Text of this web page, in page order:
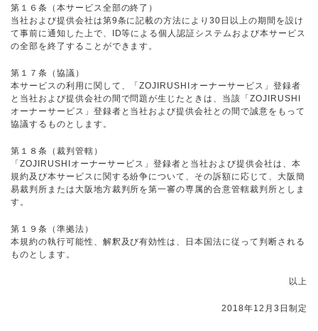
第１６条（本サービス全部の終了）
当社および提供会社は第9条に記載の方法により30日以上の期間を設け
て事前に通知した上で、ID等による個人認証システムおよび本サービス
の全部を終了することができます。
第１７条（協議）
本サービスの利用に関して、「ZOJIRUSHIオーナーサービス」登録者
と当社および提供会社の間で問題が生じたときは、当該「ZOJIRUSHI
オーナーサービス」登録者と当社および提供会社との間で誠意をもって
協議するものとします。
第１８条（裁判管轄）
「ZOJIRUSHIオーナーサービス」登録者と当社および提供会社は、本
規約及び本サービスに関する紛争について、その訴額に応じて、大阪簡
易裁判所または大阪地方裁判所を第一審の専属的合意管轄裁判所としま
す。
第１９条（準拠法）
本規約の執行可能性、解釈及び有効性は、日本国法に従って判断される
ものとします。
以上
2018年12月3日制定